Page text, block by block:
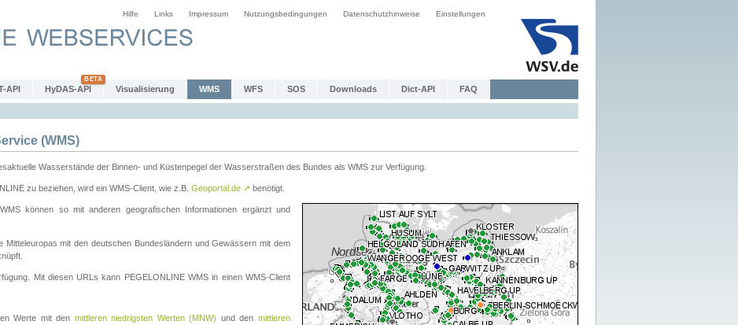
Hilfe Links Impressum Nutzungsbedingungen Datenschutzhinweise Einstellungen
API HyDAS-API Visualisierung WMS WFS SOS Downloads Dict-API FAQ
(WMS)
Wasserstände der Binnen- und Küstenpegel der Wasserstraßen des Bundes als WMS zur Verfügung.
zu beziehen, wird ein WMS-Client, wie z.B. Geoportal.de ↗ benötigt.
können so mit anderen geografischen Informationen ergänzt und
Mitteleuropas mit den deutschen Bundesländern und Gewässern mit dem
Mit diesen URLs kann PEGELONLINE WMS in einen WMS-Client
Werte mit den mittleren niedrigsten Werten (MNW) und denmittleren